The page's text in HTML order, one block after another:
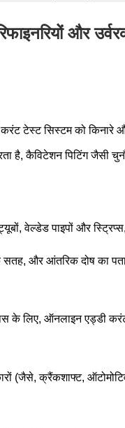
और
करंट टेस्ट सिस्टम को
है, कैविटेशन पिटिंग जैसी
ट्यूबों, वेल्डेड पाइपों और
और आंतरिक दोष का
के लिए, ऑनलाइन एड्डी
(जैसे, क्रैंकशाफ्ट,